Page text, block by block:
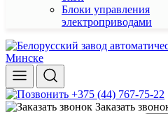
Блоки управления
электроприводами
+375 (44) 767-75-22
Заказать